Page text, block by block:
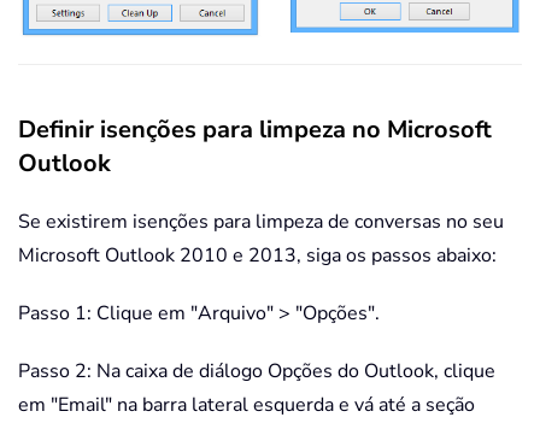
Definir isenções para limpeza no Microsoft
Outlook
Se existirem isenções para limpeza de conversas no seu
Microsoft Outlook 2010 e 2013, siga os passos abaixo:
Passo 1: Clique em "Arquivo" > "Opções".
Passo 2: Na caixa de diálogo Opções do Outlook, clique
em "Email" na barra lateral esquerda e vá até a seção